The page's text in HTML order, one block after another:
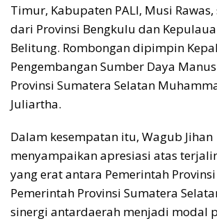
Timur, Kabupaten PALI, Musi
dari Provinsi Bengkulu dan
Belitung. Rombongan dipimpin
Pengembangan Sumber Daya
Provinsi Sumatera Selatan
Juliartha.
Dalam kesempatan itu, Wagub Jihan
menyampaikan apresiasi atas
yang erat antara Pemerintah
Pemerintah Provinsi Sumatera
sinergi antardaerah menjadi modal